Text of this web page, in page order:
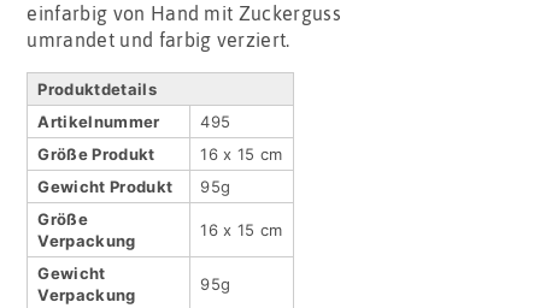
einfarbig von Hand mit Zuckerguss
umrandet und farbig verziert.
Produktdetails
Artikel­nummer
495
Größe Produkt
16 x 15 cm
Gewicht Produkt
95g
Größe
Verpackung
16 x 15 cm
Gewicht
Verpackung
95g